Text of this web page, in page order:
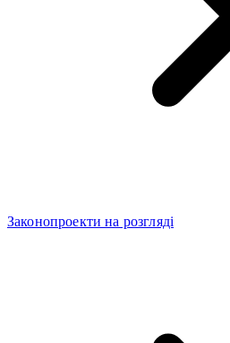
Законопроекти на розгляді